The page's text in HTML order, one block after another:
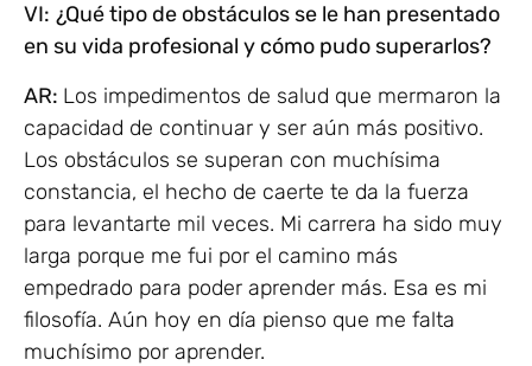
VI: ¿Qué tipo de obstáculos se le han presentado
en su vida profesional y cómo pudo superarlos?
AR: Los impedimentos de salud que mermaron la
capacidad de continuar y ser aún más positivo.
Los obstáculos se superan con muchísima
constancia, el hecho de caerte te da la fuerza
para levantarte mil veces. Mi carrera ha sido muy
larga porque me fui por el camino más
empedrado para poder aprender más. Esa es mi
filosofía. Aún hoy en día pienso que me falta
muchísimo por aprender.